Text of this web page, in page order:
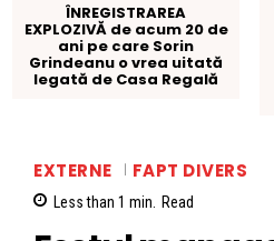
ÎNREGISTRAREA
EXPLOZIVĂ de acum 20 de
ani pe care Sorin
Grindeanu o vrea uitată
legată de Casa Regală